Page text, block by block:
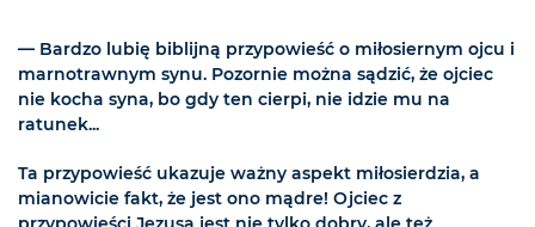
— Bardzo lubię biblijną przypowieść o miłosiernym ojcu i
marnotrawnym synu. Pozornie można sądzić, że ojciec
nie kocha syna, bo gdy ten cierpi, nie idzie mu na
ratunek...
Ta przypowieść ukazuje ważny aspekt miłosierdzia, a
mianowicie fakt, że jest ono mądre! Ojciec z